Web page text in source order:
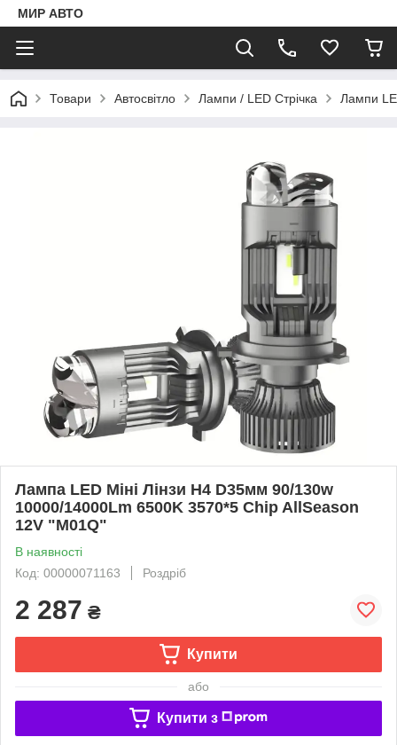
МИР АВТО
Товари Автосвітло Лампи / LED Стрічка Лампи
Лампа LED Міні Лінзи H4 D35мм 90/130w
10000/14000Lm 6500K 3570*5 Chip AllSeason
12V "M01Q"
В наявності
Код: 00000071163
Роздріб
2 287 ₴
Купити
або
Купити з